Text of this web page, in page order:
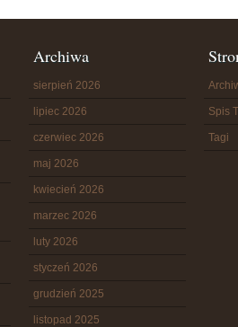
Archiwa
sierpień 2026
lipiec 2026
czerwiec 2026
maj 2026
kwiecień 2026
marzec 2026
luty 2026
styczeń 2026
grudzień 2025
listopad 2025
Spis
Tagi